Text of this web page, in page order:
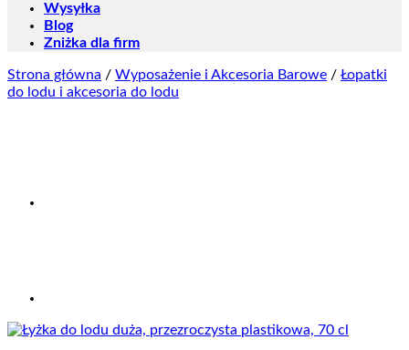
Wysyłka
Blog
Zniżka dla firm
Strona główna / Wyposażenie i Akcesoria Barowe / Łopatki
do lodu i akcesoria do lodu